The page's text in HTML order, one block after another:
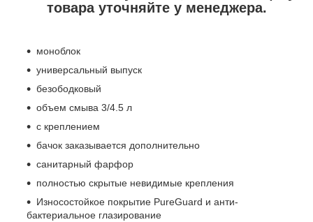
товара уточняйте у менеджера.
моноблок
универсальный выпуск
безободковый
объем смыва 3/4.5 л
с креплением
бачок заказывается дополнительно
санитарный фарфор
полностью скрытые невидимые крепления
Износостойкое покрытие PureGuard и анти-
бактериальное глазирование